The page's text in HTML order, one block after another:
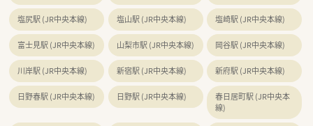
塩尻駅 (JR中央本線) 塩山駅 (JR中央本線) 塩崎駅 (JR中央本線)
富士見駅 (JR中央本線) 山梨市駅 (JR中央本線) 岡谷駅 (JR中央本線)
川岸駅 (JR中央本線) 新宿駅 (JR中央本線) 新府駅 (JR中央本線)
日野春駅 (JR中央本線) 日野駅 (JR中央本線)
春日居町駅 (JR中央本
線)